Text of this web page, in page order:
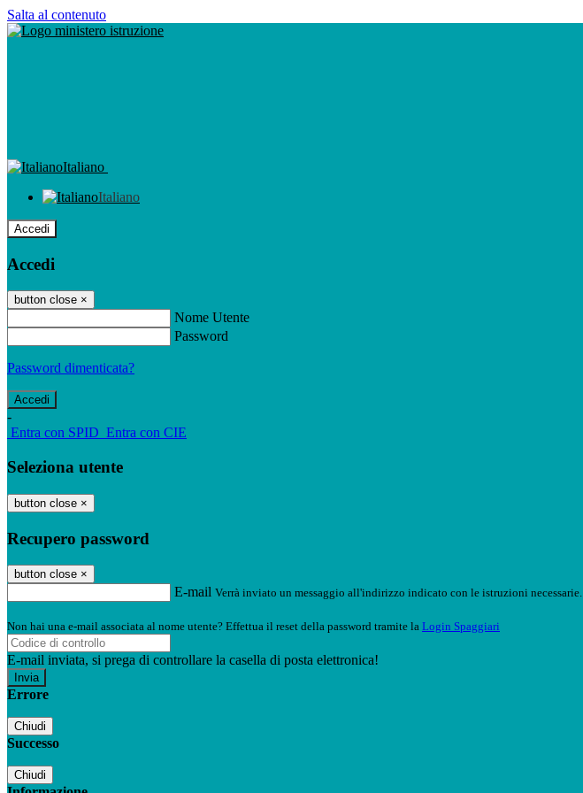
Salta al contenuto
Italiano
Italiano
Accedi
Accedi
button close ×
Nome Utente
Password
Password dimenticata?
-
Entra con SPID Entra con CIE
Seleziona utente
button close ×
Recupero password
button close ×
E-mail Verrà inviato un messaggio all'indirizzo indicato con le istruzioni necessarie.
Non hai una e-mail associata al nome utente? Effettua il reset della password tramite la Login Spaggiari
E-mail inviata, si prega di controllare la casella di posta elettronica!
Errore
Chiudi
Successo
Chiudi